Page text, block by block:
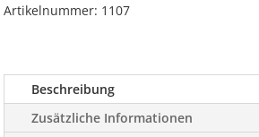
für
vorne
Menge
Artikelnummer: 1107
Beschreibung
Zusätzliche Informationen